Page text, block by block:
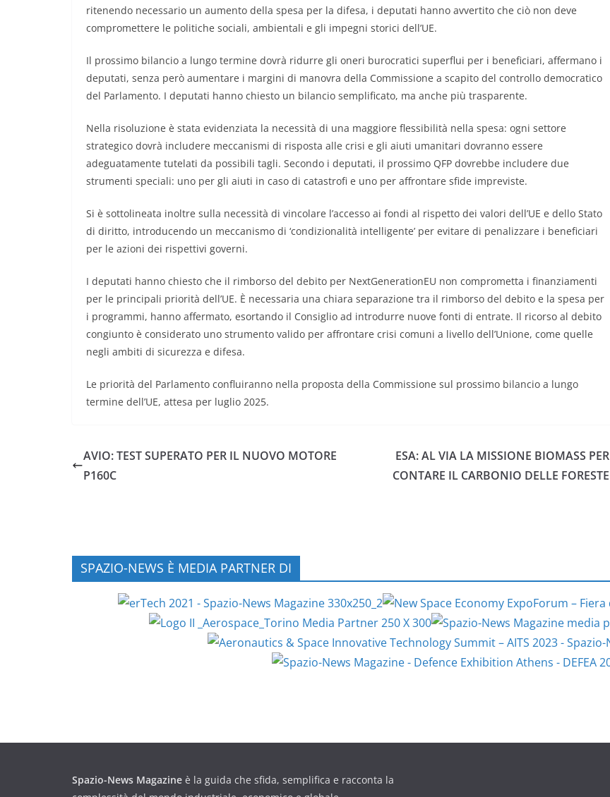
ritenendo necessario un aumento della spesa per la difesa, i deputati hanno avvertito che ciò non deve
compromettere le politiche sociali, ambientali e gli impegni storici dell’UE.
Il prossimo bilancio a lungo termine dovrà ridurre gli oneri burocratici superflui per i beneficiari, affermano i
deputati, senza però aumentare i margini di manovra della Commissione a scapito del controllo democratico
del Parlamento. I deputati hanno chiesto un bilancio semplificato, ma anche più trasparente.
Nella risoluzione è stata evidenziata la necessità di una maggiore flessibilità nella spesa: ogni settore
strategico dovrà includere meccanismi di risposta alle crisi e gli aiuti umanitari dovranno essere
adeguatamente tutelati da possibili tagli. Secondo i deputati, il prossimo QFP dovrebbe includere due
strumenti speciali: uno per gli aiuti in caso di catastrofi e uno per affrontare sfide impreviste.
Si è sottolineata inoltre sulla necessità di vincolare l’accesso ai fondi al rispetto dei valori dell’UE e dello Stato
di diritto, introducendo un meccanismo di ‘condizionalità intelligente’ per evitare di penalizzare i beneficiari
per le azioni dei rispettivi governi.
I deputati hanno chiesto che il rimborso del debito per NextGenerationEU non comprometta i finanziamenti
per le principali priorità dell’UE. È necessaria una chiara separazione tra il rimborso del debito e la spesa per
i programmi, hanno affermato, esortando il Consiglio ad introdurre nuove fonti di entrate. Il ricorso al debito
congiunto è considerato uno strumento valido per affrontare crisi comuni a livello dell’Unione, come quelle
negli ambiti di sicurezza e difesa.
Le priorità del Parlamento confluiranno nella proposta della Commissione sul prossimo bilancio a lungo
termine dell’UE, attesa per luglio 2025.
AVIO: TEST SUPERATO PER IL NUOVO MOTORE
P160C
ESA: AL VIA LA MISSIONE BIOMASS PER
CONTARE IL CARBONIO DELLE FORESTE
SPAZIO-NEWS È MEDIA PARTNER DI
Spazio-News Magazine è la guida che sfida, semplifica e racconta la